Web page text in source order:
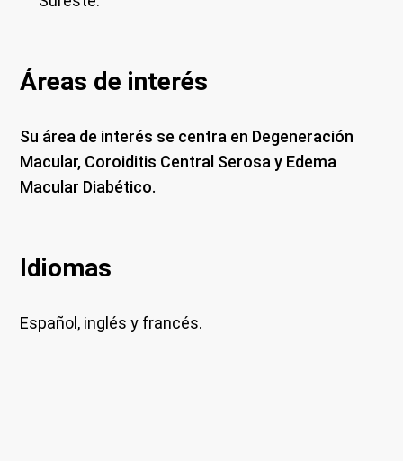
Áreas de interés
Su área de interés se centra en Degeneración
Macular, Coroiditis Central Serosa y Edema
Macular Diabético.
Idiomas
Español, inglés y francés.